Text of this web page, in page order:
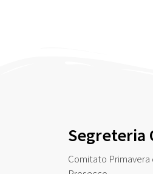
Segreteria
Comitato